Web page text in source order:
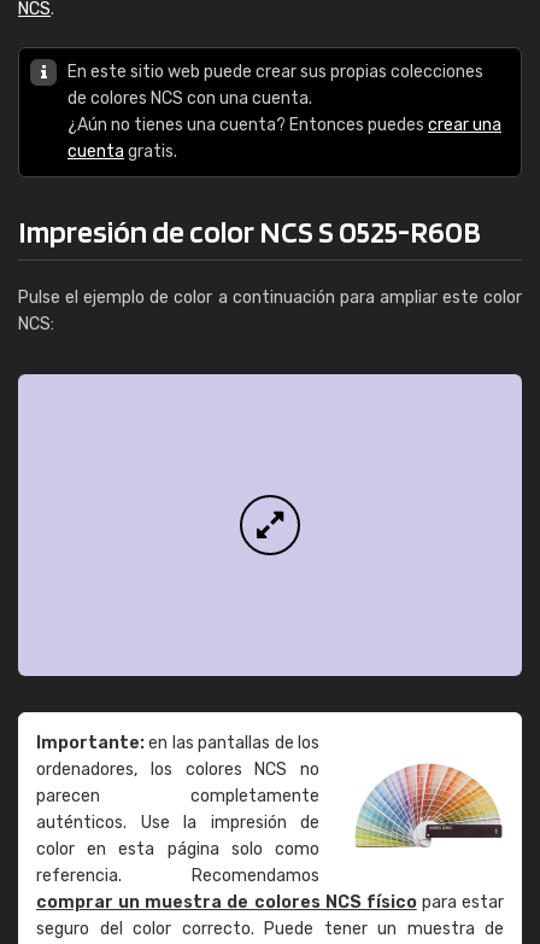
NCS.
En este sitio web puede crear sus propias colecciones
de colores NCS con una cuenta.
¿Aún no tienes una cuenta? Entonces puedes crear una
cuenta gratis.
Impresión de color NCS S 0525-R60B
Pulse el ejemplo de color a continuación para ampliar este color
NCS:
Importante:en las pantallas de los
ordenadores, los colores NCS no
parecen completamente
auténticos. Use la impresión de
color en esta página solo como
referencia. Recomendamos
comprar un muestra de colores NCS físicopara estar
seguro del color correcto. Puede tener un muestra de